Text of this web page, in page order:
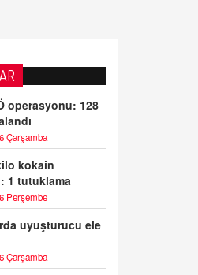
operasyonu: 128
Çarşamba
kokain
1 tutuklama
Perşembe
uyuşturucu ele
Çarşamba